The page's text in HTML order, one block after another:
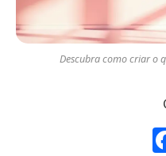
Descubra como criar o